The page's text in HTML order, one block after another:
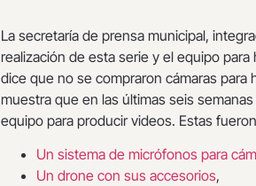
La secretaría de prensa municipal,
realización de esta serie y el equipo para
dice que no se compraron cámaras
muestra que en las últimas seis
equipo para producir videos. Estas
Un sistema de micrófonos para
Un drone con sus accesorios,